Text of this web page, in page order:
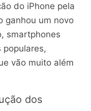
do iPhone pela
ganhou um novo
smartphones
populares,
vão muito além
dos